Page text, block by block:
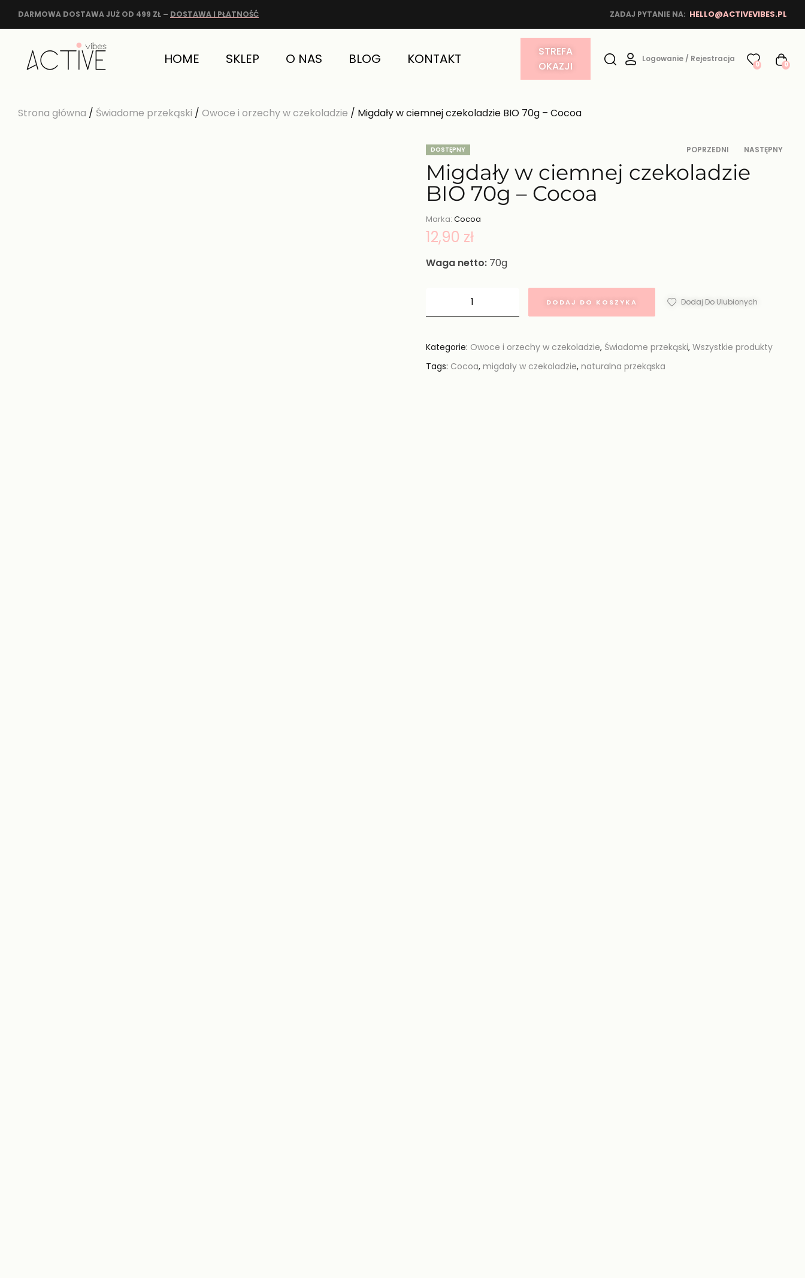
DARMOWA DOSTAWA JUŻ OD 499 ZŁ – DOSTAWA I PŁATNOŚĆ ZADAJ PYTANIE NA: HELLO@ACTIVEVIBES.PL
HOME SKLEP O NAS BLOG KONTAKT
STREFA
OKAZJI
Logowanie / Rejestracja
0 0
Strona główna / Świadome przekąski / Owoce i orzechy w czekoladzie / Migdały w ciemnej czekoladzie BIO 70g – Cocoa
DOSTĘPNY POPRZEDNI NASTĘPNY
Migdały w ciemnej czekoladzie
BIO 70g – Cocoa
Marka: Cocoa
12,90 zł
Waga netto:70g
DODAJ DO KOSZYKA Dodaj Do Ulubionych
Kategorie: Owoce i orzechy w czekoladzie, Świadome przekąski, Wszystkie produkty
Tags: Cocoa, migdały w czekoladzie, naturalna przekąska